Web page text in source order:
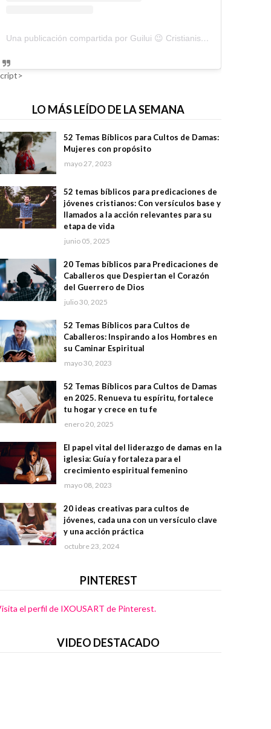
Una publicación compartida por Guilui 😉 Cristianismo Viral (@guiluiviral)
LO MÁS LEÍDO DE LA SEMANA
52 Temas Bíblicos para Cultos de Damas:
Mujeres con propósito
mayo 27, 2023
52 temas bíblicos para predicaciones de
jóvenes cristianos: Con versículos base y
llamados a la acción relevantes para su
etapa de vida
junio 05, 2025
20 Temas bíblicos para Predicaciones de
Caballeros que Despiertan el Corazón
del Guerrero de Dios
julio 30, 2025
52 Temas Bíblicos para Cultos de
Caballeros: Inspirando a los Hombres en
su Caminar Espiritual
mayo 30, 2023
52 Temas Bíblicos para Cultos de Damas
en 2025. Renueva tu espíritu, fortalece
tu hogar y crece en tu fe
enero 20, 2025
El papel vital del liderazgo de damas en la
iglesia: Guía y fortaleza para el
crecimiento espiritual femenino
mayo 08, 2023
20 ideas creativas para cultos de
jóvenes, cada una con un versículo clave
y una acción práctica
octubre 23, 2024
PINTEREST
el perfil de IXOUSART de Pinterest.
VIDEO DESTACADO